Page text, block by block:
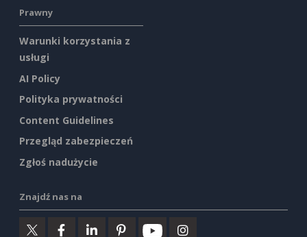
Prawny
Warunki korzystania z
usługi
AI Policy
Polityka prywatności
Content Guidelines
Przegląd zabezpieczeń
Zgłoś nadużycie
Znajdź nas na